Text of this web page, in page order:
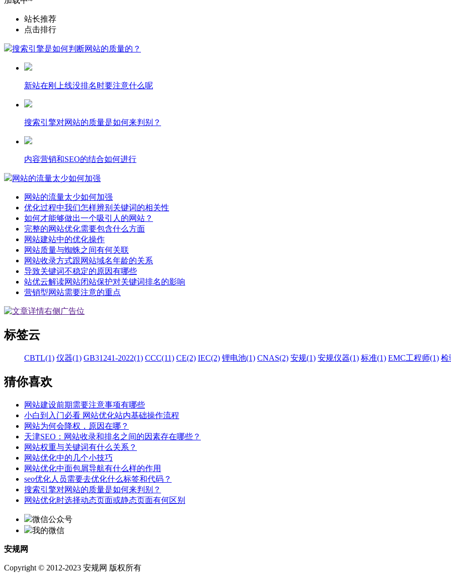
站长推荐
点击排行
搜索引擎是如何判断网站的质量的？
新站在刚上线没排名时要注意什么呢
搜索引擎对网站的质量是如何来判别？
内容营销和SEO的结合如何进行
网站的流量太少如何加强
网站的流量太少如何加强
优化过程中我们怎样辨别关键词的相关性
如何才能够做出一个吸引人的网站？
完整的网站优化需要包含什么方面
网站建站中的优化操作
网站质量与蜘蛛之间有何关联
网站收录方式跟网站域名年龄的关系
导致关键词不稳定的原因有哪些
站优云解读网站闭站保护对关键词排名的影响
营销型网站需要注意的重点
标签云
CBTL(1) 仪器(1) GB31241-2022(1) CCC(11) CE(2) IEC(2) 锂电池(1) CNAS(2) 安规(1) 安规仪器(1) 标准(1) EMC工程师(1) 检
猜你喜欢
网站建设前期需要注意事项有哪些
小白到入门必看 网站优化站内基础操作流程
网站为何会降权，原因在哪？
天津SEO：网站收录和排名之间的因素存在哪些？
网站权重与关键词有什么关系？
网站优化中的几个小技巧
网站优化中面包屑导航有什么样的作用
seo优化人员需要去优化什么标签和代码？
搜索引擎对网站的质量是如何来判别？
网站优化时选择动态页面或静态页面有何区别
微信公众号
我的微信
安规网
Copyright © 2012-2023 安规网 版权所有